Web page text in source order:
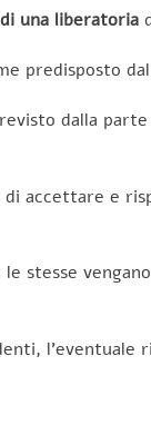
una liberatoria
predisposto
dalla
di accettare e
stesse